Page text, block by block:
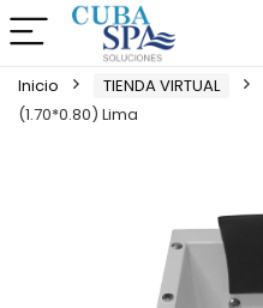
Inicio TIENDA VIRTUAL
(1.70*0.80) Lima